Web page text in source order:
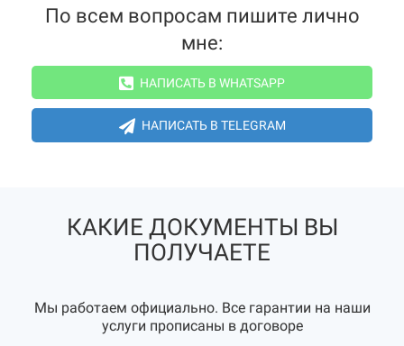
По всем вопросам пишите лично
мне:
НАПИСАТЬ В WHATSAPP
НАПИСАТЬ В TELEGRAM
КАКИЕ ДОКУМЕНТЫ ВЫ
ПОЛУЧАЕТЕ
Мы работаем официально. Все гарантии на наши
услуги прописаны в договоре